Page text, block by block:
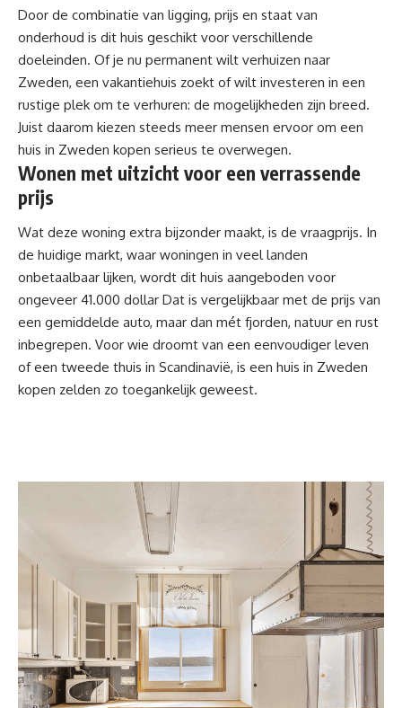
Door de combinatie van ligging, prijs en staat van
onderhoud is dit huis geschikt voor verschillende
doeleinden. Of je nu permanent wilt verhuizen naar
Zweden, een vakantiehuis zoekt of wilt investeren in een
rustige plek om te verhuren: de mogelijkheden zijn breed.
Juist daarom kiezen steeds meer mensen ervoor om een
huis in Zweden kopen serieus te overwegen.
Wonen met uitzicht voor een verrassende
prijs
Wat deze woning extra bijzonder maakt, is de vraagprijs. In
de huidige markt, waar woningen in veel landen
onbetaalbaar lijken, wordt dit huis aangeboden voor
ongeveer 41.000 dollar Dat is vergelijkbaar met de prijs van
een gemiddelde auto, maar dan mét fjorden, natuur en rust
inbegrepen. Voor wie droomt van een eenvoudiger leven
of een tweede thuis in Scandinavië, is een huis in Zweden
kopen zelden zo toegankelijk geweest.